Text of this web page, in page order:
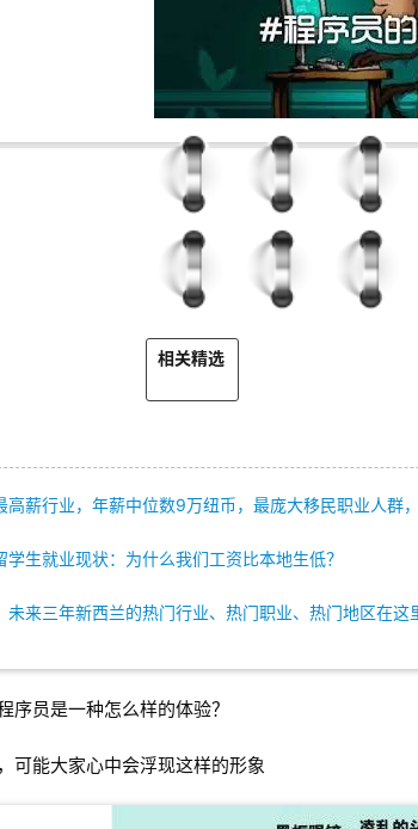
要留学找百伦 · 要移民找百伦
相关精选
高薪行业，年薪中位数9万纽币，最庞大移民职业人群
学生就业现状：为什么我们工资比本地生低？
未来三年新西兰的热门行业、热门职业、热门地区在这
序员是一种怎么样的体验？
可能大家心中会浮现这样的形象